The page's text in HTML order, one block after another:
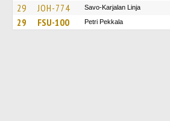
29 JOH-774 Savo-Karjalan Linja
29 FSU-100 Petri Pekkala